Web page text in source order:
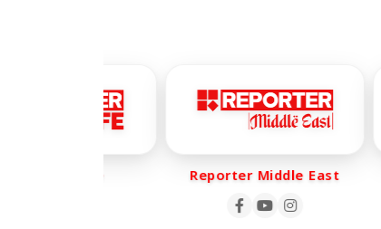
Reporter Middle East